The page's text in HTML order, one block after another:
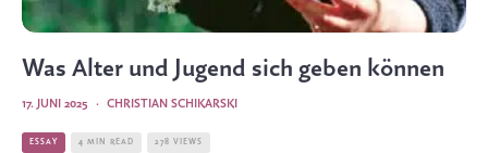
Was Alter und Jugend sich geben können
CHRISTIAN SCHIKARSKI
·
17. JUNI 2025
ESSAY 4 MIN READ 278 VIEWS